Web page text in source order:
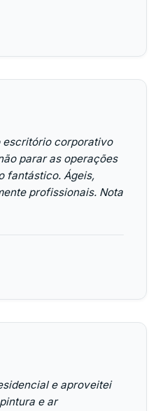
escritório corporativo
parar as operações
fantástico. Ágeis,
profissionais. Nota
e aproveitei
e ar